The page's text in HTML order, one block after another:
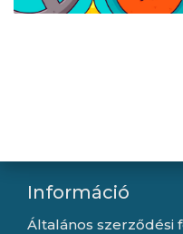
Navigáció
Információ
Általános szerződési